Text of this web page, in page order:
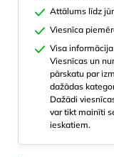
Attālums līdz
Viesnīca
Visa
Viesnīcas un
pārskatu par
dažādas
Dažādi
var tikt mainīti
ieskatiem.